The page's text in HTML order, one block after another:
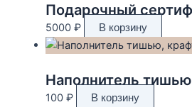
Подарочный
5000 ₽ В корзину
Наполнитель
100 ₽ В корзину